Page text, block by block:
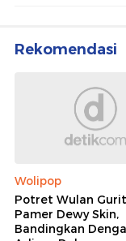
Rekomendasi
Wolipop
Potret Wulan
Pamer Dewy Skin,
Bandingkan